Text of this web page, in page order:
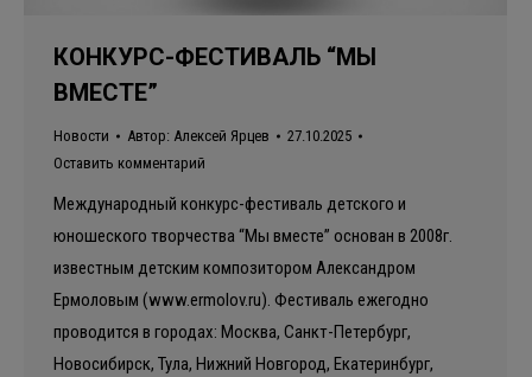
КОНКУРС-ФЕСТИВАЛЬ “МЫ
ВМЕСТЕ”
Новости Автор: Алексей Ярцев
27.10.2025
Оставить комментарий
Международный конкурс-фестиваль детского и
юношеского творчества “Мы вместе” основан в 2008г.
известным детским композитором Александром
Ермоловым (www.ermolov.ru). Фестиваль ежегодно
проводится в городах: Москва, Санкт-Петербург,
Новосибирск, Тула, Нижний Новгород, Екатеринбург,